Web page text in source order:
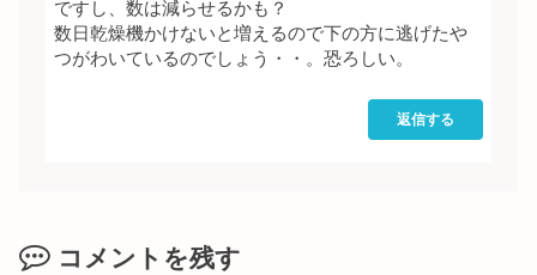
ですし、数は減らせるかも？
数日乾燥機かけないと増えるので下の方に逃げたや
つがわいているのでしょう・・。恐ろしい。
返信する
コメントを残す